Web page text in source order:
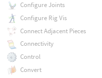
Configure Joints
Configure Rig Vis
Connect Adjacent Pieces
Connectivity
Control
Convert